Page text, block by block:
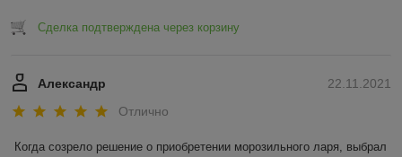
Сделка подтверждена через корзину
22.11.2021
Александр
Отлично
Когда созрело решение о приобретении морозильного ларя, выбрал